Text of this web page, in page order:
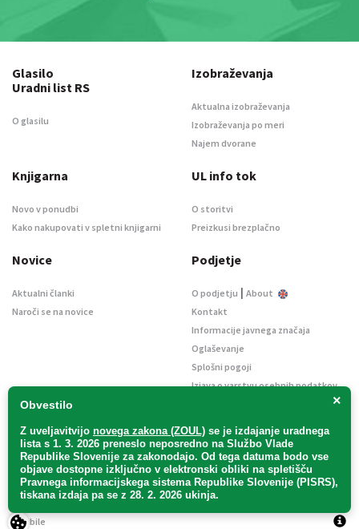
×
Obvestilo
Z uveljavitvijo novega zakona (ZOUL) se je izdajanje uradnega
lista s 1. 3. 2026 preneslo neposredno na Službo Vlade
Republike Slovenije za zakonodajo. Od tega datuma bodo vse
objave dostopne izključno v elektronski obliki na spletišču
Pravnega informacijskega sistema Republike Slovenije (PISRS),
tiskana izdaja pa se z 28. 2. 2026 ukinja.
Glasilo
Uradni list RS
O glasilu
Izobraževanja
Aktualna izobraževanja
Izobraževanja po meri
Najem dvorane
Knjigarna
Novo v ponudbi
Kako nakupovati v spletni knjigarni
UL info tok
O storitvi
Preizkusi brezplačno
Novice
Aktualni članki
Naroči se na novice
Podjetje
O podjetju | About
Kontakt
Informacije javnega značaja
Oglaševanje
Splošni pogoji
Izjava o varstvu osebnih podatkov
Uradni list d. o. o. – v likvidaciji / Vse pravice pridržane.
2Mobile